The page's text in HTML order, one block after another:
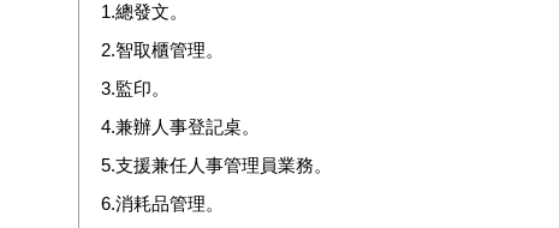
1.總發文。
2.智取櫃管理。
3.監印。
4.兼辦人事登記桌。
5.支援兼任人事管理員業務。
6.消耗品管理。